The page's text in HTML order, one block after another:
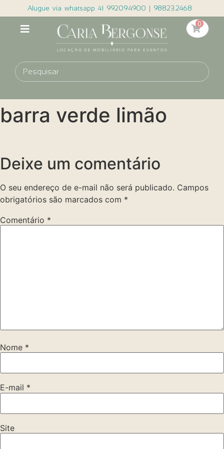
Alugue via whatsapp 41 99209.4900 | 98823.2468
0
barra verde limão
Deixe um comentário
O seu endereço de e-mail não será publicado. Campos
obrigatórios são marcados com *
Comentário *
Nome *
E-mail *
Site